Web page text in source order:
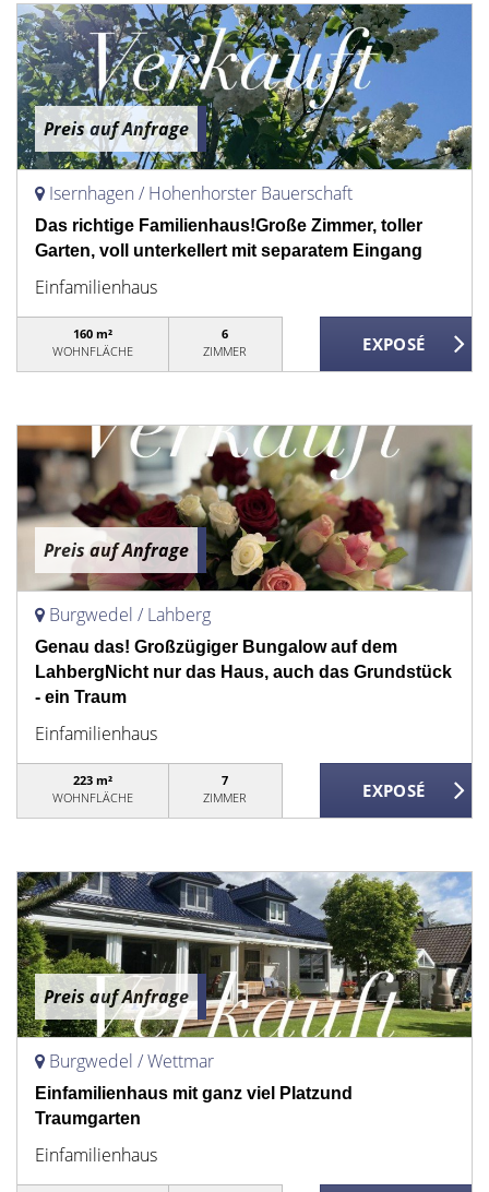
Preis auf Anfrage
Isernhagen / Hohenhorster Bauerschaft
Das richtige Familienhaus!Große Zimmer, toller
Garten, voll unterkellert mit separatem Eingang
Einfamilienhaus
160 m²
WOHNFLÄCHE
6
ZIMMER
Preis auf Anfrage
Burgwedel / Lahberg
Genau das! Großzügiger Bungalow auf dem
LahbergNicht nur das Haus, auch das Grundstück
- ein Traum
Einfamilienhaus
223 m²
WOHNFLÄCHE
7
ZIMMER
Preis auf Anfrage
Burgwedel / Wettmar
Einfamilienhaus mit ganz viel Platzund
Traumgarten
Einfamilienhaus